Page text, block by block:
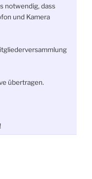
notwendig, dass
und Kamera
übertragen.